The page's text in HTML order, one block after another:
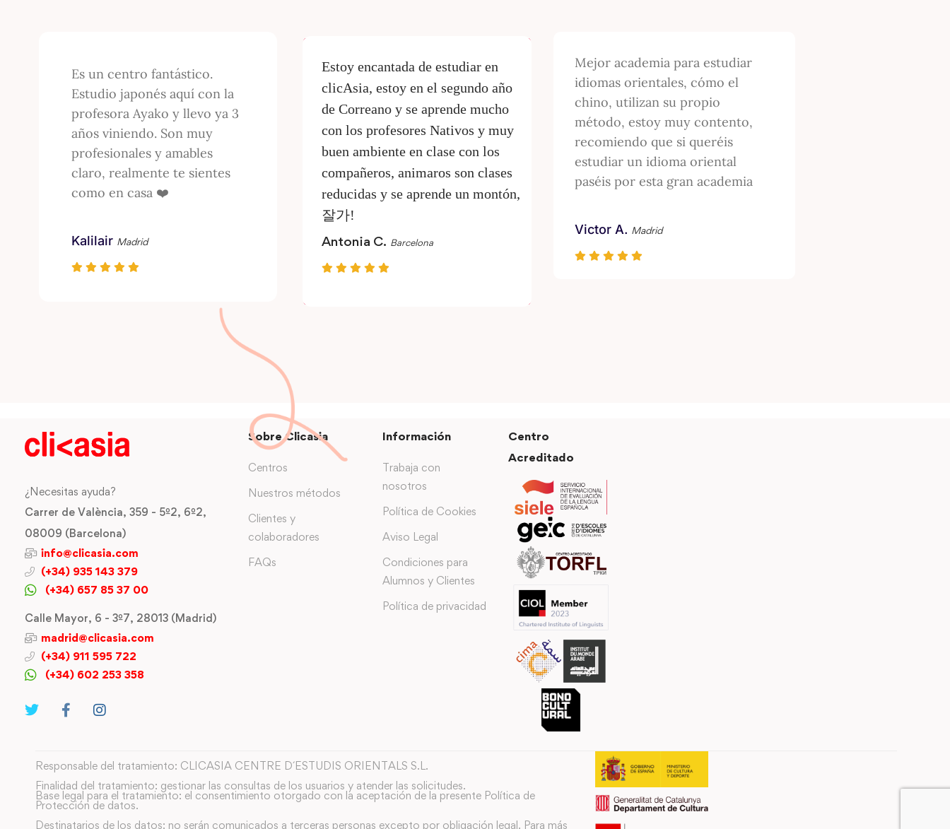
Es un centro fantástico.
Estudio japonés aquí con la
profesora Ayako y llevo ya 3
años viniendo. Son muy
profesionales y amables
claro, realmente te sientes
como en casa ❤️
Kalilair Madrid
Estoy encantada de estudiar en
clicAsia, estoy en el segundo año
de Correano y se aprende mucho
con los profesores Nativos y muy
buen ambiente en clase con los
compañeros, animaros son clases
reducidas y se aprende un montón,
잘가!
Antonia C. Barcelona
Mejor academia para estudiar
idiomas orientales, cómo el
chino, utilizan su propio
método, estoy muy contento,
recomiendo que si queréis
estudiar un idioma oriental
paséis por esta gran academia
Victor A. Madrid
¿Necesitas ayuda?
Carrer de València, 359 - 5º2, 6º2,
08009 (Barcelona)
info@clicasia.com
(+34) 935 143 379
(+34) 657 85 37 00
Calle Mayor, 6 - 3º7, 28013 (Madrid)
madrid@clicasia.com
(+34) 911 595 722
(+34) 602 253 358
Sobre Clicasia
Centros
Nuestros métodos
Clientes y
colaboradores
FAQs
Información
Trabaja con
nosotros
Política de Cookies
Aviso Legal
Condiciones para
Alumnos y Clientes
Política de privacidad
Centro
Acreditado
Responsable del tratamiento: CLICASIA CENTRE D´ESTUDIS ORIENTALS S.L.
Finalidad del tratamiento: gestionar las consultas de los usuarios y atender las solicitudes.
Base legal para el tratamiento: el consentimiento otorgado con la aceptación de la presente Política de
Protección de datos.
Destinatarios de los datos: no serán comunicados a terceras personas excepto por obligación legal. Para más